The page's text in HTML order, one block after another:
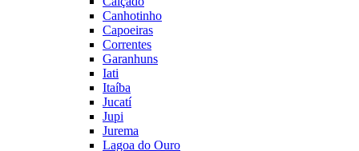
Canhotinho
Capoeiras
Correntes
Garanhuns
Iati
Itaíba
Jucatí
Jupi
Jurema
Lagoa do Ouro